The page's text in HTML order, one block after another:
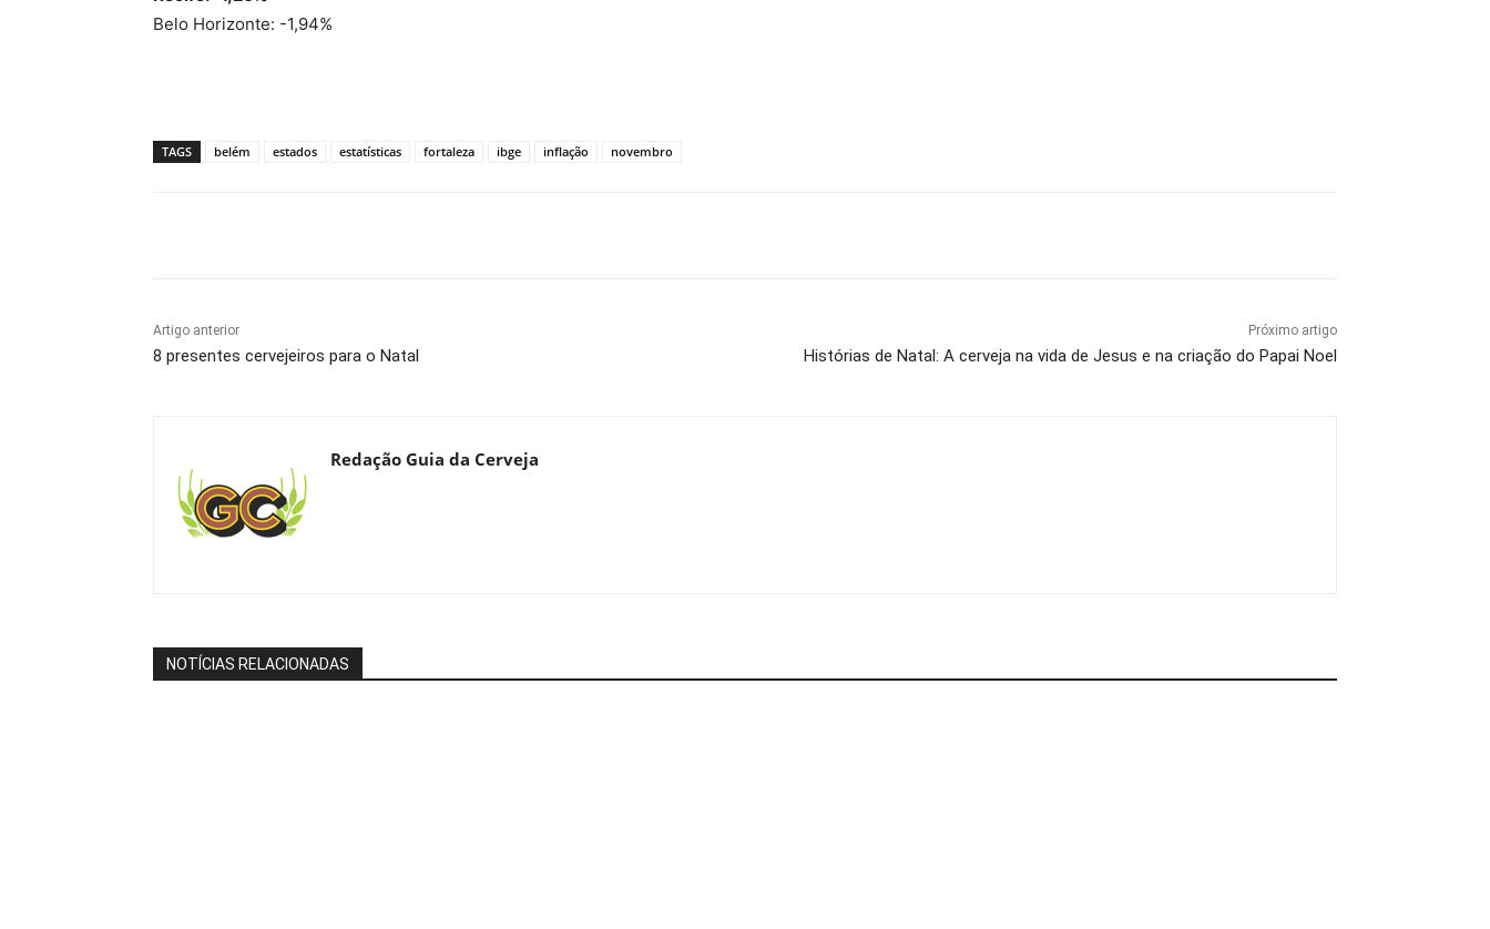
Belo Horizonte: -1,94%
TAGS belém estados estatísticas fortaleza ibge inflação novembro
Artigo anterior
8 presentes cervejeiros para o Natal
Próximo artigo
Histórias de Natal: A cerveja na vida de Jesus e na criação do Papai Noel
Redação Guia da Cerveja
NOTÍCIAS RELACIONADAS